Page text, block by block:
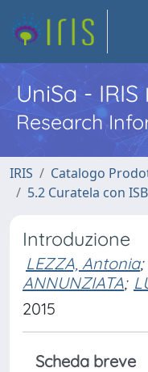
UniSa - IRIS
Research
IRIS Catalogo
5.2 Curatela con
Introduzione
LEZZA, Antonia;
ANNUNZIATA;
2015
Scheda breve